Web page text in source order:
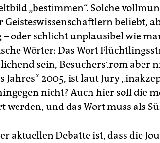
„bestimmen“. Solche
Geisteswissenschaftlern beliebt,
oder schlicht unplausibel wie
Wörter: Das Wort
sein, Besucherstrom aber
Jahres“ 2005, ist laut Jury
nicht? Auch hier soll die
werden, und das Wort muss als
aktuellen Debatte ist, dass die